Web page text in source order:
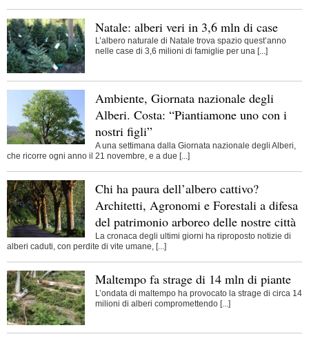
Natale: alberi veri in 3,6 mln di case
L’albero naturale di Natale trova spazio quest’anno
nelle case di 3,6 milioni di famiglie per una [...]
Ambiente, Giornata nazionale degli
Alberi. Costa: “Piantiamone uno con i
nostri figli”
A una settimana dalla Giornata nazionale degli Alberi,
che ricorre ogni anno il 21 novembre, e a due [...]
Chi ha paura dell’albero cattivo?
Architetti, Agronomi e Forestali a difesa
del patrimonio arboreo delle nostre città
La cronaca degli ultimi giorni ha riproposto notizie di
alberi caduti, con perdite di vite umane, [...]
Maltempo fa strage di 14 mln di piante
L’ondata di maltempo ha provocato la strage di circa 14
milioni di alberi compromettendo [...]